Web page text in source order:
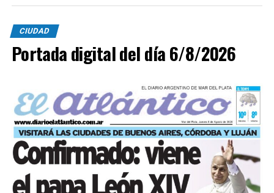
CIUDAD
Portada digital del día 6/8/2026